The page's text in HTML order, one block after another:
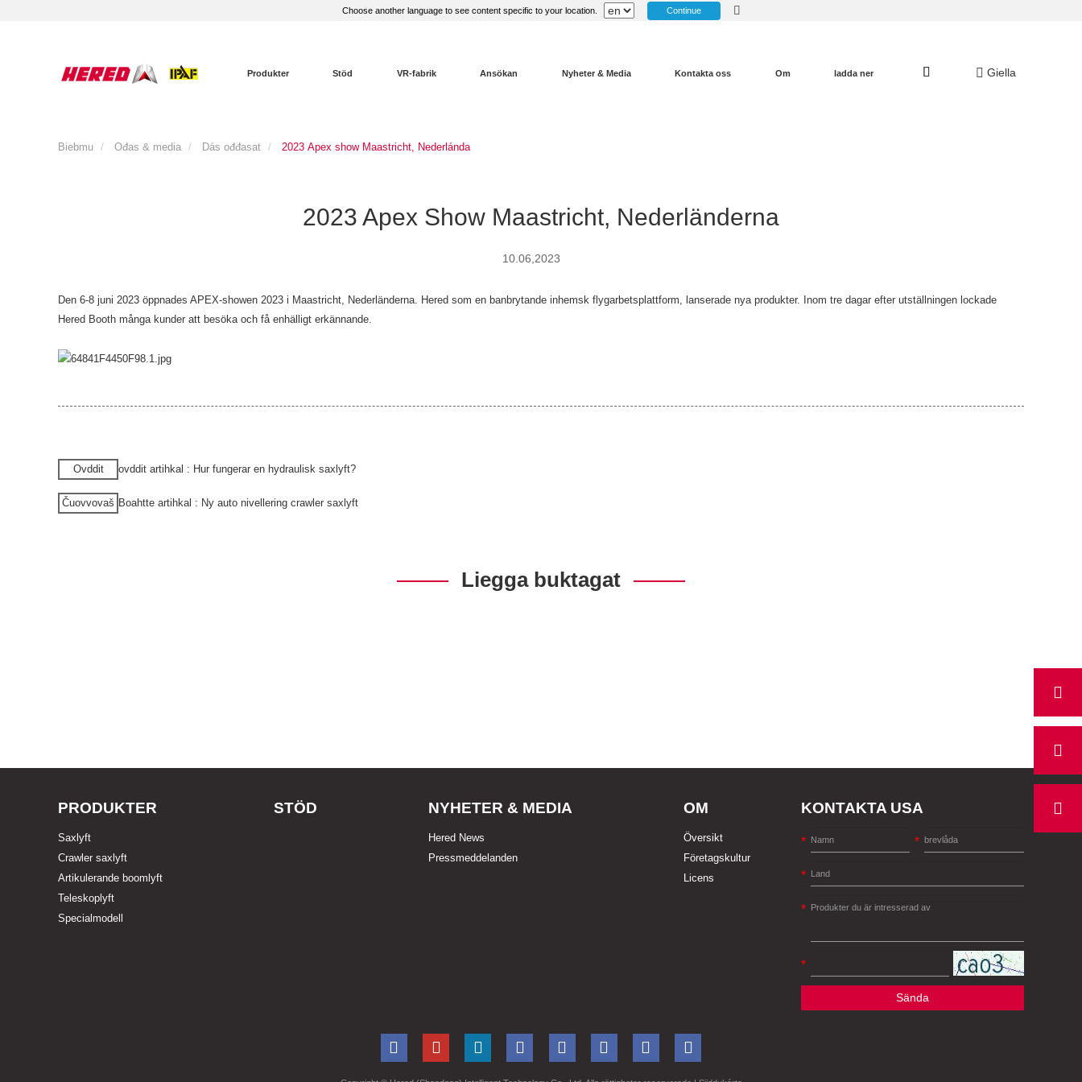
Choose another language to see content specific to your location. Continue
Produkter Stöd VR-fabrik Ansökan Nyheter & Media Kontakta oss Om ladda ner Giella
Biebmu Ođas & media Dás ođđasat 2023 Apex show Maastricht, Nederlánda
2023 Apex Show Maastricht, Nederländerna
10.06,2023
Den 6-8 juni 2023 öppnades APEX-showen 2023 i Maastricht, Nederländerna. Hered som en banbrytande inhemsk flygarbetsplattform, lanserade nya produkter. Inom tre dagar efter utställningen lockade
Hered Booth många kunder att besöka och få enhälligt erkännande.
Ovddit ovddit artihkal : Hur fungerar en hydraulisk saxlyft?
Čuovvovaš Boahtte artihkal : Ny auto nivellering crawler saxlyft
Liegga buktagat
PRODUKTER
Saxlyft
Crawler saxlyft
Artikulerande boomlyft
Teleskoplyft
Specialmodell
STÖD NYHETER & MEDIA
Hered News
Pressmeddelanden
OM
Översikt
Företagskultur
Licens
KONTAKTA USA
Sända